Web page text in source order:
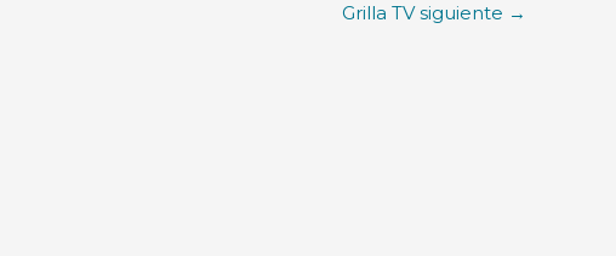
Grilla TV siguiente →